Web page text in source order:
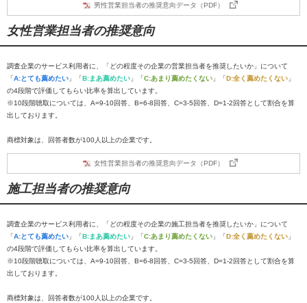
男性営業担当者の推奨意向データ（PDF）
女性営業担当者の推奨意向
調査企業のサービス利用者に、「どの程度その企業の営業担当者を推奨したいか」について
「A:とても薦めたい 」「B:まあ薦めたい 」「C:あまり薦めたくない 」「D:全く薦めたくない 」
の4段階で評価してもらい比率を算出しています。
※10段階聴取については、A=9-10回答、B=6-8回答、C=3-5回答、D=1-2回答として割合を算
出しております。
商標対象は、回答者数が100人以上の企業です。
女性営業担当者の推奨意向データ（PDF）
施工担当者の推奨意向
調査企業のサービス利用者に、「どの程度その企業の施工担当者を推奨したいか」について
「A:とても薦めたい 」「B:まあ薦めたい 」「C:あまり薦めたくない 」「D:全く薦めたくない 」
の4段階で評価してもらい比率を算出しています。
※10段階聴取については、A=9-10回答、B=6-8回答、C=3-5回答、D=1-2回答として割合を算
出しております。
商標対象は、回答者数が100人以上の企業です。